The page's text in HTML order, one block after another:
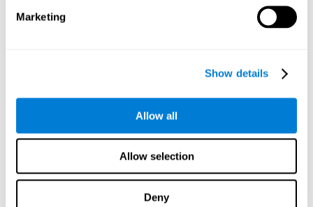
Marketing
Show details
Allow all
Allow selection
Deny
والمراجعة البصريّة، والتسمية
entrenamiento cognitivo y la actividad física combinados
mejoran las capacidades cognitivas más que cada uno por
10.3389/fnagi.2013.00008
Birnboim S, N. Giladi - Basado en un Programa Informático,
Entrenamiento Cognitivo Personalizado versus Juegos de
Ordenador Clásicos: Un Estudio Aleatorizado, Doble Ciego,
2011; 36:91-9.
الذاكرة على المدى القصير، والذاكرة البصريّة، وذاكرة العمل